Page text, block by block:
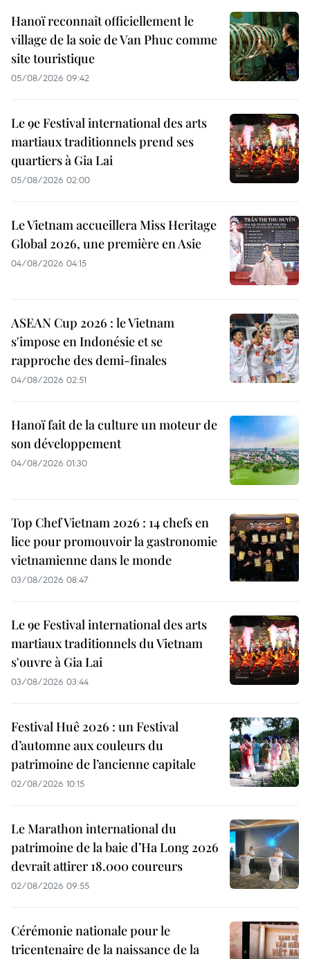
Hanoï reconnaît officiellement le
village de la soie de Van Phuc comme
site touristique
05/08/2026 09:42
Le 9e Festival international des arts
martiaux traditionnels prend ses
quartiers à Gia Lai
05/08/2026 02:00
Le Vietnam accueillera Miss Heritage
Global 2026, une première en Asie
04/08/2026 04:15
ASEAN Cup 2026 : le Vietnam
s'impose en Indonésie et se
rapproche des demi-finales
04/08/2026 02:51
Hanoï fait de la culture un moteur de
son développement
04/08/2026 01:30
Top Chef Vietnam 2026 : 14 chefs en
lice pour promouvoir la gastronomie
vietnamienne dans le monde
03/08/2026 08:47
Le 9e Festival international des arts
martiaux traditionnels du Vietnam
s'ouvre à Gia Lai
03/08/2026 03:44
Festival Huê 2026 : un Festival
d’automne aux couleurs du
patrimoine de l’ancienne capitale
02/08/2026 10:15
Le Marathon international du
patrimoine de la baie d’Ha Long 2026
devrait attirer 18.000 coureurs
02/08/2026 09:55
Cérémonie nationale pour le
tricentenaire de la naissance de la